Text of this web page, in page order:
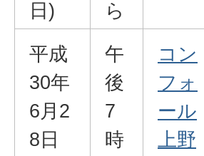
日)
ら
平成
30年
6月2
8日
午
後
7
時
コン
フォ
ール
上野